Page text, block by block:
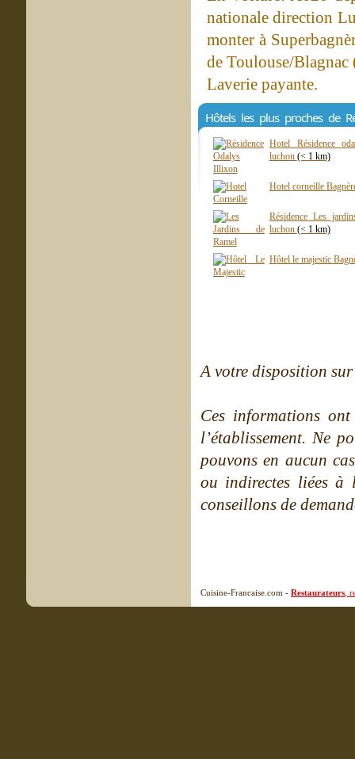
nationale direction
monter à
de Toulouse/
Laverie payante.
Hôtels les plus proches de
Hotel Résidence
luchon (< 1 km)
Hotel corneille
Résidence Les
luchon (< 1 km)
Hôtel le majestic
A votre disposition
Ces informations
l’établissement. Ne
pouvons en aucun
ou indirectes liées à
conseillons de
Cuisine-Francaise.com - Restaurateurs ,